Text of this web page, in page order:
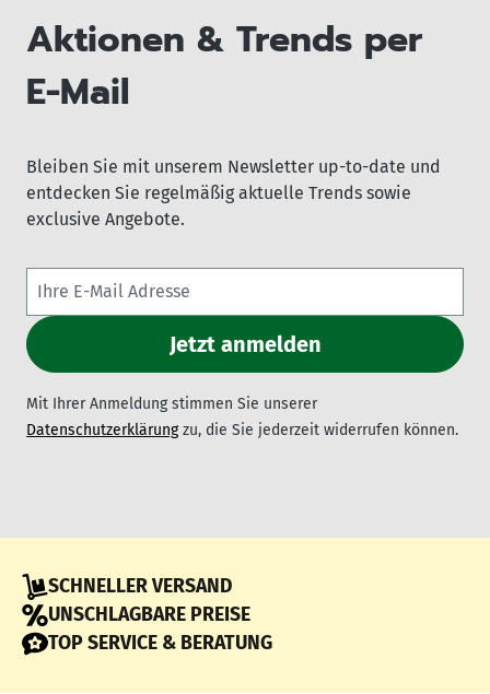
Aktionen & Trends per
E-Mail
Bleiben Sie mit unserem Newsletter up-to-date und
entdecken Sie regelmäßig aktuelle Trends sowie
exclusive Angebote.
Mit Ihrer Anmeldung stimmen Sie unserer
Datenschutzerklärungzu, die Sie jederzeit widerrufen können.
SCHNELLER VERSAND
UNSCHLAGBARE PREISE
TOP SERVICE & BERATUNG